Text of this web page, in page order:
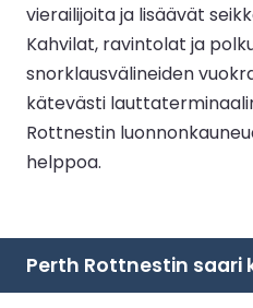
vierailijoita ja lisäävät
Kahvilat, ravintolat ja
snorklausvälineiden
kätevästi
Rottnestin
helppoa.
Perth Rottnestin saari